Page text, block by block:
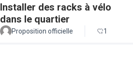
Installer des racks à vélo
dans le quartier
Proposition officielle 1